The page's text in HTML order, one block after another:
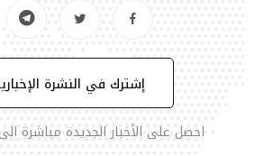
إشترك في النشرة
احصل على الأخبار الجديدة مباشرة